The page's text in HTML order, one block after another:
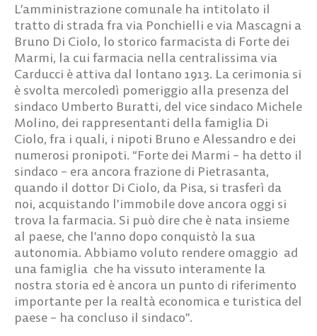
L’amministrazione comunale ha intitolato il
tratto di strada fra via Ponchielli e via Mascagni a
Bruno Di Ciolo, lo storico farmacista di Forte dei
Marmi, la cui farmacia nella centralissima via
Carducci è attiva dal lontano 1913. La cerimonia si
è svolta mercoledì pomeriggio alla presenza del
sindaco Umberto Buratti, del vice sindaco Michele
Molino, dei rappresentanti della famiglia Di
Ciolo, fra i quali, i nipoti Bruno e Alessandro e dei
numerosi pronipoti. “Forte dei Marmi – ha detto il
sindaco – era ancora frazione di Pietrasanta,
quando il dottor Di Ciolo, da Pisa, si trasferì da
noi, acquistando l’immobile dove ancora oggi si
trova la farmacia. Si può dire che è nata insieme
al paese, che l’anno dopo conquistò la sua
autonomia. Abbiamo voluto rendere omaggio ad
una famiglia che ha vissuto interamente la
nostra storia ed è ancora un punto di riferimento
importante per la realtà economica e turistica del
paese – ha concluso il sindaco”.